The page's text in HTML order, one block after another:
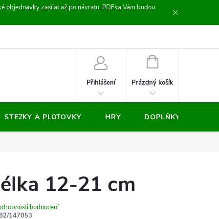
objednávky zasílat až po návratu. PDFka Vám budou
Přihlášení
NÁKUPNÍ
Prázdný košík
STEZKY A PLOTOVKY HRY DOPLŇKY
12-21 cm
hodnocení
147053